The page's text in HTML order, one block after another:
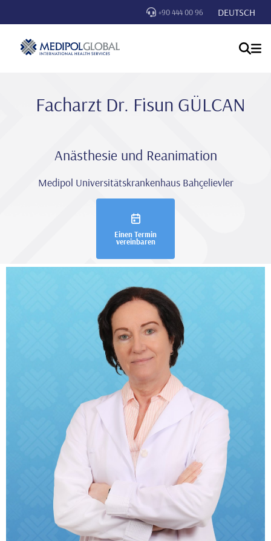
+90 444 00 96 DEUTSCH
Facharzt Dr. Fi̇sun GÜLCAN
Anästhesie und Reanimation
Medipol Universitätskrankenhaus Bahçelievler
Einen Termin
vereinbaren